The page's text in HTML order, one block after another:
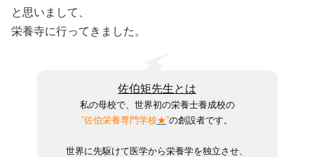
と思いまして、
栄養寺に行ってきました。
佐伯矩先生とは
私の母校で、世界初の栄養士養成校の
”佐伯栄養専門学校★”の創設者です。
世界に先駆けて医学から栄養学を独立させ、